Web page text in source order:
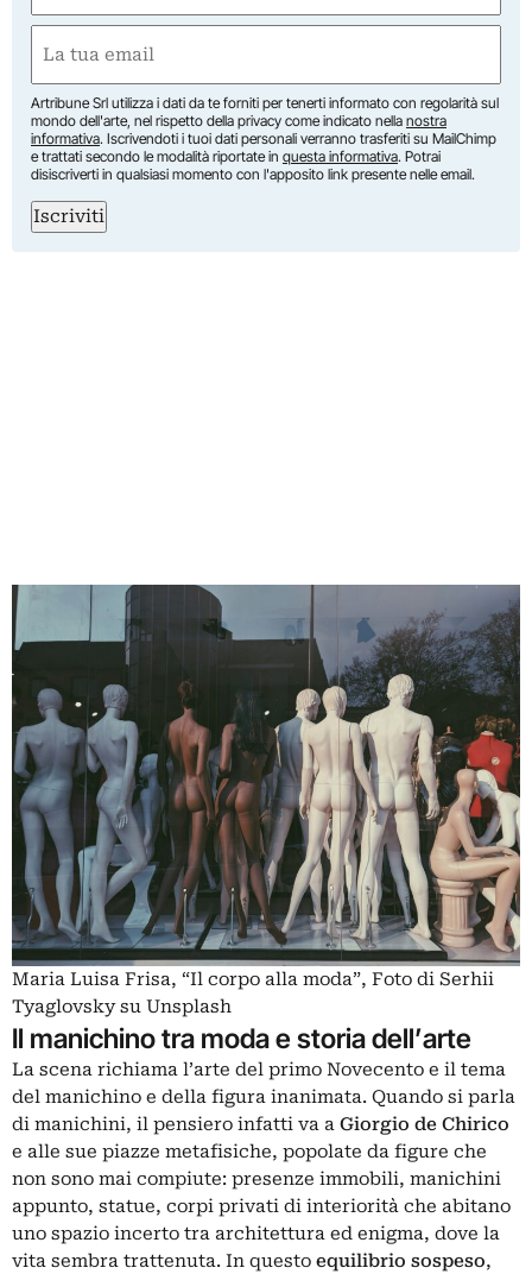
First
(Required)
Artribune Srl utilizza i dati da te forniti per tenerti informato con regolarità sul
mondo dell'arte, nel rispetto della privacy come indicato nella nostra
informativa. Iscrivendoti i tuoi dati personali verranno trasferiti su MailChimp
e trattati secondo le modalità riportate in questa informativa. Potrai
disiscriverti in qualsiasi momento con l'apposito link presente nelle email.
Iscriviti
Maria Luisa Frisa, “Il corpo alla moda”, Foto di Serhii
Tyaglovsky su Unsplash
Il manichino tra moda e storia dell’arte
La scena richiama l’arte del primo Novecento e il tema
del manichino e della figura inanimata. Quando si parla
di manichini, il pensiero infatti va a Giorgio de Chirico
e alle sue piazze metafisiche, popolate da figure che
non sono mai compiute: presenze immobili, manichini
appunto, statue, corpi privati di interiorità che abitano
uno spazio incerto tra architettura ed enigma, dove la
vita sembra trattenuta. In questo equilibrio sospeso,